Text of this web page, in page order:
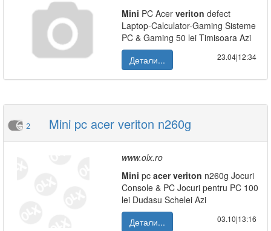
Mini PC Acer veriton defect
Laptop-Calculator-Gaming Sisteme
PC & Gaming 50 lei Timisoara Azi
Детали...
23.04|12:34
2 Mini pc acer veriton n260g
www.olx.ro
Mini pc acer veriton n260g Jocuri
Console & PC Jocuri pentru PC 100
lei Dudasu Schelei Azi
Детали...
03.10|13:16